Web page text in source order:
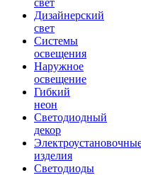
свет
Дизайнерский
свет
Системы
освещения
Наружное
освещение
Гибкий
неон
Светодиодный
декор
изделия
Светодиоды